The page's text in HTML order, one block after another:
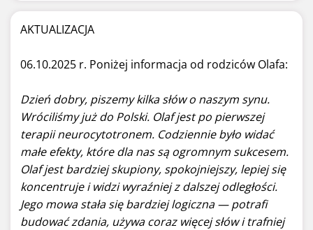
AKTUALIZACJA
06.10.2025 r. Poniżej informacja od rodziców Olafa:
Dzień dobry, piszemy kilka słów o naszym synu.
Wróciliśmy już do Polski. Olaf jest po pierwszej
terapii neurocytotronem. Codziennie było widać
małe efekty, które dla nas są ogromnym sukcesem.
Olaf jest bardziej skupiony, spokojniejszy, lepiej się
koncentruje i widzi wyraźniej z dalszej odległości.
Jego mowa stała się bardziej logiczna — potrafi
budować zdania, używa coraz więcej słów i trafniej